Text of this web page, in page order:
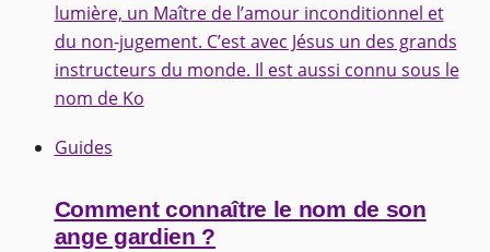
lumière, un Maître de l’amour inconditionnel et
du non-jugement. C’est avec Jésus un des grands
instructeurs du monde. Il est aussi connu sous le
nom de Ko
Guides
Comment connaître le nom de son
ange gardien ?